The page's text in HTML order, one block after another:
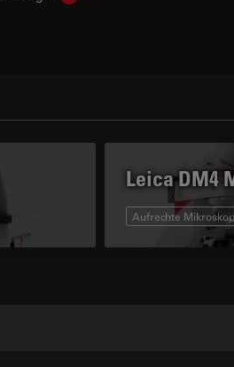
Leica DM4
Aufrechte